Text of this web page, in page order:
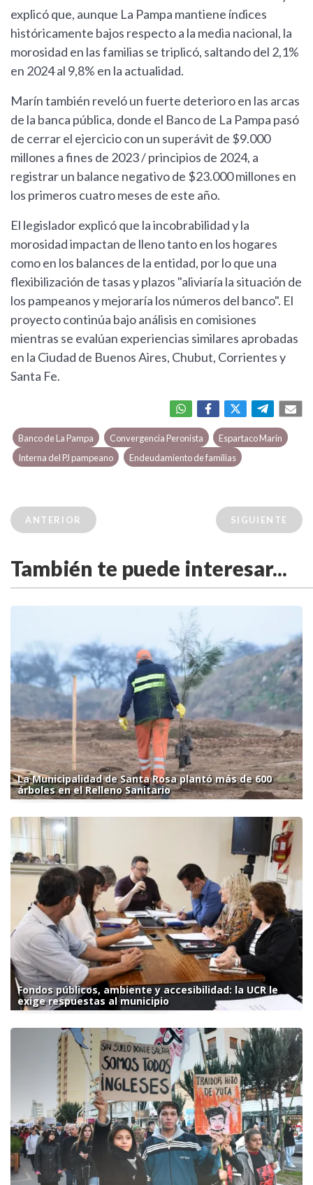
explicó que, aunque La Pampa mantiene índices
históricamente bajos respecto a la media nacional, la
morosidad en las familias se triplicó, saltando del 2,1%
en 2024 al 9,8% en la actualidad.
Marín también reveló un fuerte deterioro en las arcas
de la banca pública, donde el Banco de La Pampa pasó
de cerrar el ejercicio con un superávit de $9.000
millones a fines de 2023 / principios de 2024, a
registrar un balance negativo de $23.000 millones en
los primeros cuatro meses de este año.
El legislador explicó que la incobrabilidad y la
morosidad impactan de lleno tanto en los hogares
como en los balances de la entidad, por lo que una
flexibilización de tasas y plazos "aliviaría la situación de
los pampeanos y mejoraría los números del banco". El
proyecto continúa bajo análisis en comisiones
mientras se evalúan experiencias similares aprobadas
en la Ciudad de Buenos Aires, Chubut, Corrientes y
Santa Fe.
Banco de La Pampa Convergencia Peronista
Espartaco Marin
Interna del PJ pampeano
Endeudamiento de familias
ANTERIOR SIGUIENTE
También te puede interesar...
La Municipalidad de Santa Rosa plantó más de 600
árboles en el Relleno Sanitario
Fondos públicos, ambiente y accesibilidad: la UCR le
exige respuestas al municipio